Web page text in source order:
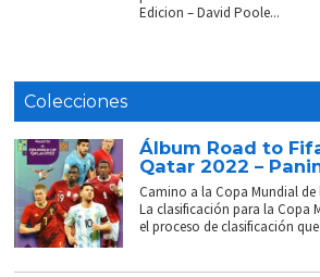
Edicion – David Poole...
Colecciones
Álbum Road to
Qatar 2022 –
Camino a la Copa Mundial de
La clasificación para la Copa
el proceso de clasificación